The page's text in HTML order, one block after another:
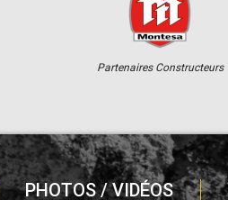
Partenaires Constructeurs
PHOTOS / VIDÉOS